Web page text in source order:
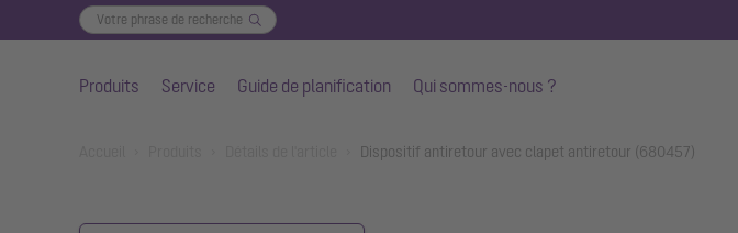
Produits Service Guide de planification Qui sommes-nous ?
Dispositif antiretour avec clapet antiretour (680457)